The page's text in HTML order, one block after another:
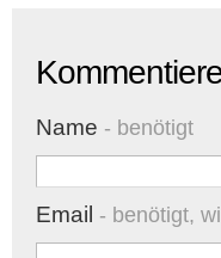
Name - benötigt
Email - benötigt,